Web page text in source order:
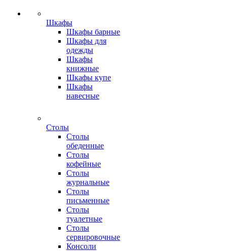
Шкафы
Шкафы барные
Шкафы для
одежды
Шкафы
книжные
Шкафы купе
Шкафы
навесные
Столы
Столы
обеденные
Столы
кофейные
Столы
журнальные
Столы
письменные
Столы
туалетные
Столы
сервировочные
Консоли